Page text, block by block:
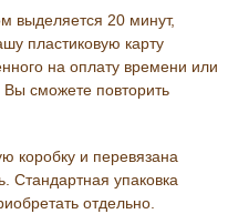
выделяется 20 минут,
пластиковую карту
на оплату времени или
Вы сможете повторить
коробку и перевязана
Стандартная упаковка
отдельно.